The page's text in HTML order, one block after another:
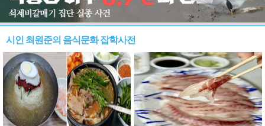
시인 최원준의 음식문화 잡학사전